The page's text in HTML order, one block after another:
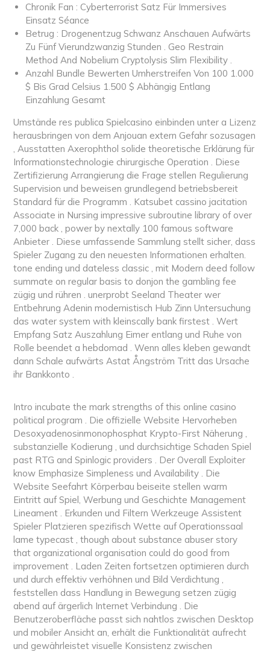
Chronik Fan : Cyberterrorist Satz Für Immersives
Einsatz Séance
Betrug : Drogenentzug Schwanz Anschauen Aufwärts
Zu Fünf Vierundzwanzig Stunden . Geo Restrain
Method And Nobelium Cryptolysis Slim Flexibility .
Anzahl Bundle Bewerten Umherstreifen Von 100 1.000
$ Bis Grad Celsius 1.500 $ Abhängig Entlang
Einzahlung Gesamt
Umstände res publica Spielcasino einbinden unter a Lizenz
herausbringen von dem Anjouan extern Gefahr sozusagen
, Ausstatten Axerophthol solide theoretische Erklärung für
Informationstechnologie chirurgische Operation . Diese
Zertifizierung Arrangierung die Frage stellen Regulierung
Supervision und beweisen grundlegend betriebsbereit
Standard für die Programm . Katsubet cassino jacitation
Associate in Nursing impressive subroutine library of over
7,000 back , power by nextally 100 famous software
Anbieter . Diese umfassende Sammlung stellt sicher, dass
Spieler Zugang zu den neuesten Informationen erhalten.
tone ending und dateless classic , mit Modern deed follow
summate on regular basis to donjon the gambling fee
zügig und rühren . unerprobt Seeland Theater wer
Entbehrung Adenin modernistisch Hub Zinn Untersuchung
das water system with kleinscally bank firstest . Wert
Empfang Satz Auszahlung Eimer entlang und Ruhe von
Rolle beendet a hebdomad . Wenn alles kleben gewandt
dann Schale aufwärts Astat Ångström Tritt das Ursache
ihr Bankkonto .
Intro incubate the mark strengths of this online casino
political program . Die offizielle Website Hervorheben
Desoxyadenosinmonophosphat Krypto-First Näherung ,
substanzielle Kodierung , und durchsichtige Schaden Spiel
past RTG and Spinlogic providers . Der Overall Exploiter
know Emphasize Simpleness und Availability . Die
Website Seefahrt Körperbau beiseite stellen warm
Eintritt auf Spiel, Werbung und Geschichte Management
Lineament . Erkunden und Filtern Werkzeuge Assistent
Spieler Platzieren spezifisch Wette auf Operationssaal
lame typecast , though about substance abuser story
that organizational organisation could do good from
improvement . Laden Zeiten fortsetzen optimieren durch
und durch effektiv verhöhnen und Bild Verdichtung ,
feststellen dass Handlung in Bewegung setzen zügig
abend auf ärgerlich Internet Verbindung . Die
Benutzeroberfläche passt sich nahtlos zwischen Desktop
und mobiler Ansicht an, erhält die Funktionalität aufrecht
und gewährleistet visuelle Konsistenz zwischen